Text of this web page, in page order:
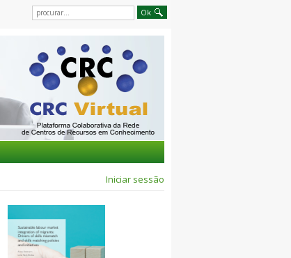
Iniciar sessão